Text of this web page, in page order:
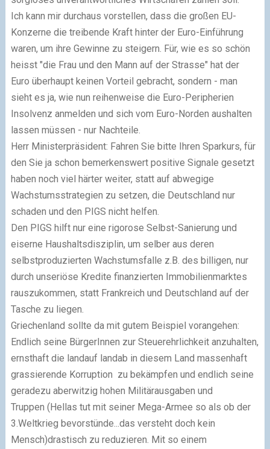
Ich kann mir durchaus vorstellen, dass die großen EU-
Konzerne die treibende Kraft hinter der Euro-Einführung
waren, um ihre Gewinne zu steigern. Für, wie es so schön
heisst "die Frau und den Mann auf der Strasse" hat der
Euro überhaupt keinen Vorteil gebracht, sondern - man
sieht es ja, wie nun reihenweise die Euro-Peripherien
Insolvenz anmelden und sich vom Euro-Norden aushalten
lassen müssen - nur Nachteile.
Herr Ministerpräsident: Fahren Sie bitte Ihren Sparkurs, für
den Sie ja schon bemerkenswert positive Signale gesetzt
haben noch viel härter weiter, statt auf abwegige
Wachstumsstrategien zu setzen, die Deutschland nur
schaden und den PIGS nicht helfen.
Den PIGS hilft nur eine rigorose Selbst-Sanierung und
eiserne Haushaltsdisziplin, um selber aus deren
selbstproduzierten Wachstumsfalle z.B. des billigen, nur
durch unseriöse Kredite finanzierten Immobilienmarktes
rauszukommen, statt Frankreich und Deutschland auf der
Tasche zu liegen.
Griechenland sollte da mit gutem Beispiel vorangehen:
Endlich seine BürgerInnen zur Steuerehrlichkeit anzuhalten,
ernsthaft die landauf landab in diesem Land massenhaft
grassierende Korruption zu bekämpfen und endlich seine
geradezu aberwitzig hohen Militärausgaben und
Truppen (Hellas tut mit seiner Mega-Armee so als ob der
3.Weltkrieg bevorstünde...das versteht doch kein
Mensch)drastisch zu reduzieren. Mit so einem